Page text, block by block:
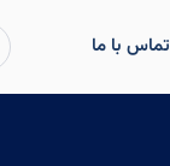
تماس با ما